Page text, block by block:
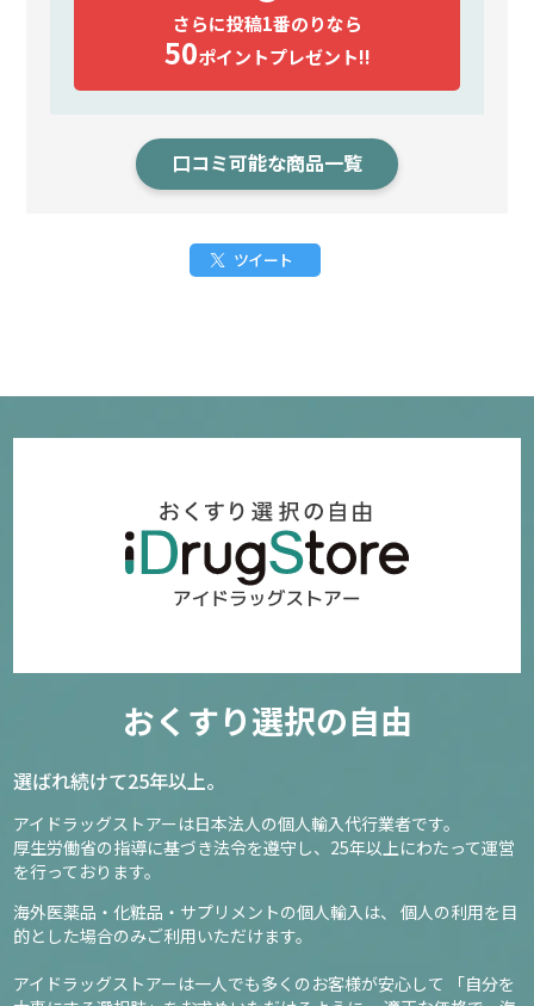
さらに投稿1番のりなら
50ポイントプレゼント!!
口コミ可能な商品一覧
ツイート
おくすり選択の自由
選ばれ続けて25年以上。
アイドラッグストアーは日本法人の個人輸入代行業者です。
厚生労働省の指導に基づき法令を遵守し、 25年以上にわたって運営
を行っております。
海外医薬品・化粧品・サプリメントの個人輸入は、
個人の利用を目
的とした場合のみご利用いただけます。
アイドラッグストアーは一人でも多くのお客様が安心して
「自分を